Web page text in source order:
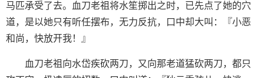
马匹承受了去。血刀老祖将水笙掷出之时，已先点了她的穴
道，是以她只有听任摆布，无力反抗，口中却大叫：『小恶
和尚，快放开我！』
血刀老祖向水岱疾砍两刀，又向那老道猛砍两刀，都只